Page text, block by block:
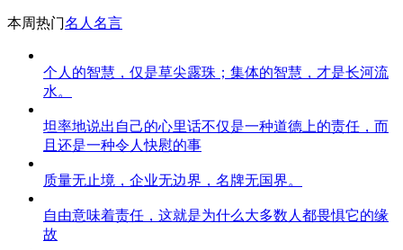
本周热门名人名言
个人的智慧，仅是草尖露珠；集体的智慧，才是长河流
水。
坦率地说出自己的心里话不仅是一种道德上的责任，而
且还是一种令人快慰的事
质量无止境，企业无边界，名牌无国界。
自由意味着责任，这就是为什么大多数人都畏惧它的缘
故